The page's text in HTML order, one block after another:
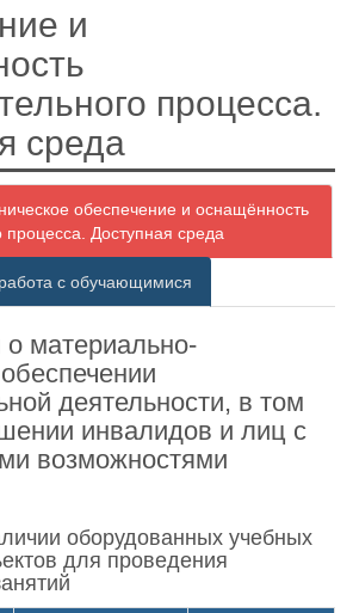
и
процесса.
среда
обеспечение и оснащённость
процесса. Доступная среда
с обучающимися
материально-
деятельности, в том
инвалидов и лиц с
возможностями
оборудованных учебных
для проведения